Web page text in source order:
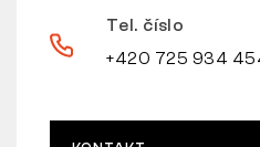
Tel. číslo
+420 725 934